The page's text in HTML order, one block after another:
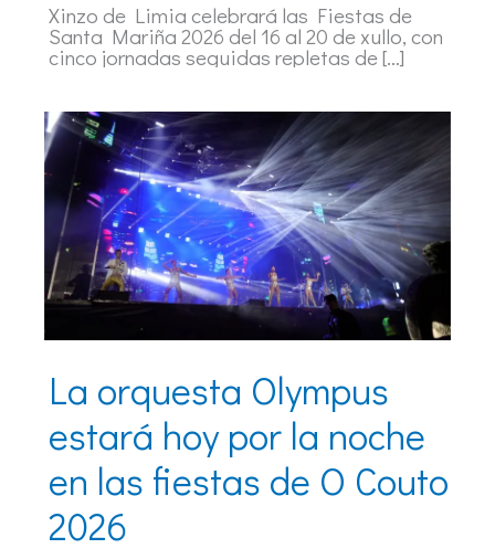
Xinzo de Limia celebrará las Fiestas de
Santa Mariña 2026 del 16 al 20 de xullo, con
cinco jornadas seguidas repletas de […]
La orquesta Olympus
estará hoy por la noche
en las fiestas de O Couto
2026